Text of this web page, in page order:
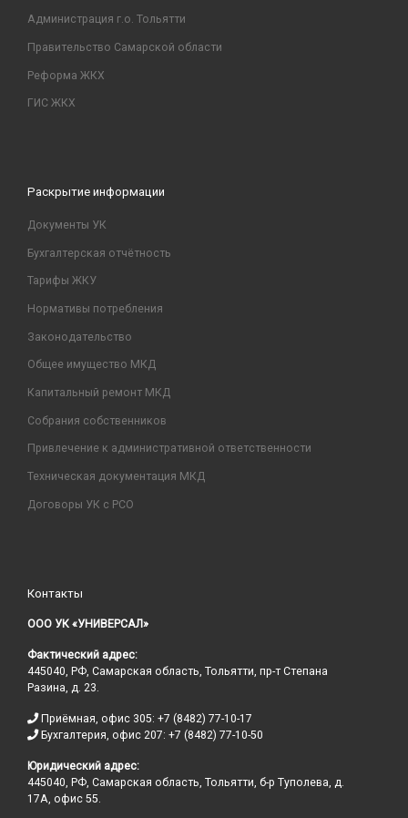
Администрация г.о. Тольятти
Правительство Самарской области
Реформа ЖКХ
ГИС ЖКХ
Раскрытие информации
Документы УК
Бухгалтерская отчётность
Тарифы ЖКУ
Нормативы потребления
Законодательство
Общее имущество МКД
Капитальный ремонт МКД
Собрания собственников
Привлечение к административной ответственности
Техническая документация МКД
Договоры УК с РСО
Контакты
ООО УК «УНИВЕРСАЛ»
Фактический адрес:
445040, РФ, Самарская область, Тольятти, пр-т Степана
Разина, д. 23.
Приёмная, офис 305: +7 (8482) 77-10-17
Бухгалтерия, офис 207: +7 (8482) 77-10-50
Юридический адрес:
445040, РФ, Самарская область, Тольятти, б-р Туполева, д.
17А, офис 55.